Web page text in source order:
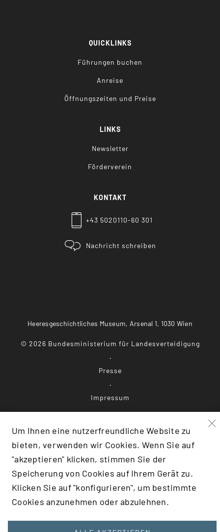
QUICKLINKS
Führungen buchen
Anreise
Öffnungszeiten und Preise
LINKS
Newsletter
Förderverein
KONTAKT
+43 5020110-60 301
Nachricht schreiben
Heeresgeschichtliches Museum, Arsenal 1, 1030 Wien
© 2026 Bundesministerium für Landesverteidigung
Presse
Impressum
'SCROLLTOTOP')}
Um Ihnen eine nutzerfreundliche Website zu
bieten, verwenden wir Cookies. Wenn Sie auf
"akzeptieren" klicken, stimmen Sie der
Speicherung von Cookies auf Ihrem Gerät zu.
Klicken Sie auf "konfigurieren", um bestimmte
Cookies anzunehmen oder abzulehnen.